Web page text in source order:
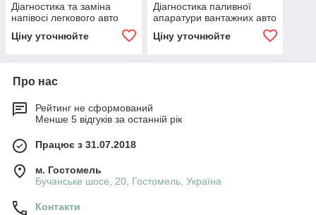
Діагностика та заміна
напівосі легкового авто
Ціну уточнюйте
Діагностика паливної
апаратури вантажних авто
Ціну уточнюйте
Про нас
Рейтинг не сформований
Менше 5 відгуків за останній рік
Працює з 31.07.2018
м. Гостомель
Бучанське шосе, 20, Гостомель, Україна
Контакти